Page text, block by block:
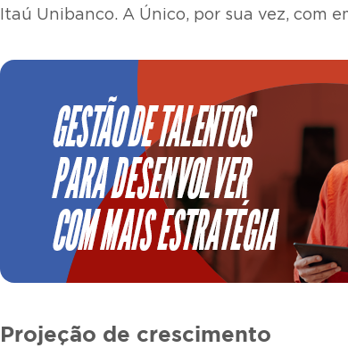
Itaú Unibanco. A Único, por sua vez, com
Projeção de crescimento